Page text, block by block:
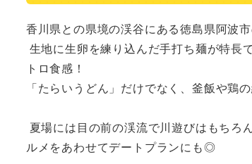
香川県との県境の渓谷にある徳島県阿波
トロ食感！
「たらいうどん」だけでなく、釜飯や
ルメをあわせてデートプランにも◎